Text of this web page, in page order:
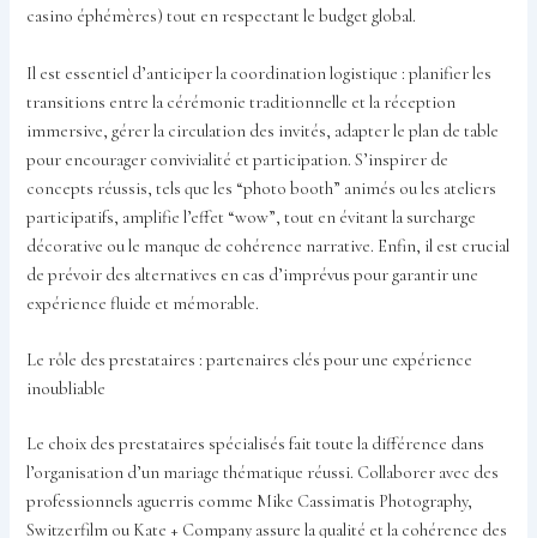
casino éphémères) tout en respectant le budget global.
Il est essentiel d’anticiper la coordination logistique : planifier les
transitions entre la cérémonie traditionnelle et la réception
immersive, gérer la circulation des invités, adapter le plan de table
pour encourager convivialité et participation. S’inspirer de
concepts réussis, tels que les “photo booth” animés ou les ateliers
participatifs, amplifie l’effet “wow”, tout en évitant la surcharge
décorative ou le manque de cohérence narrative. Enfin, il est crucial
de prévoir des alternatives en cas d’imprévus pour garantir une
expérience fluide et mémorable.
Le rôle des prestataires : partenaires clés pour une expérience
inoubliable
Le choix des prestataires spécialisés fait toute la différence dans
l’organisation d’un mariage thématique réussi. Collaborer avec des
professionnels aguerris comme Mike Cassimatis Photography,
Switzerfilm ou Kate + Company assure la qualité et la cohérence des